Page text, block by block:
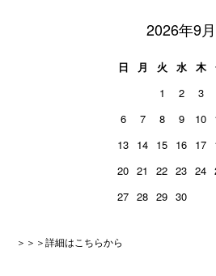
2026年9月
日 月 火 水 木
1
2 3
6
7 8 9 10
13 14 15 16 17
20 21 22 23 24
27 28 29 30
＞＞＞詳細はこちらから